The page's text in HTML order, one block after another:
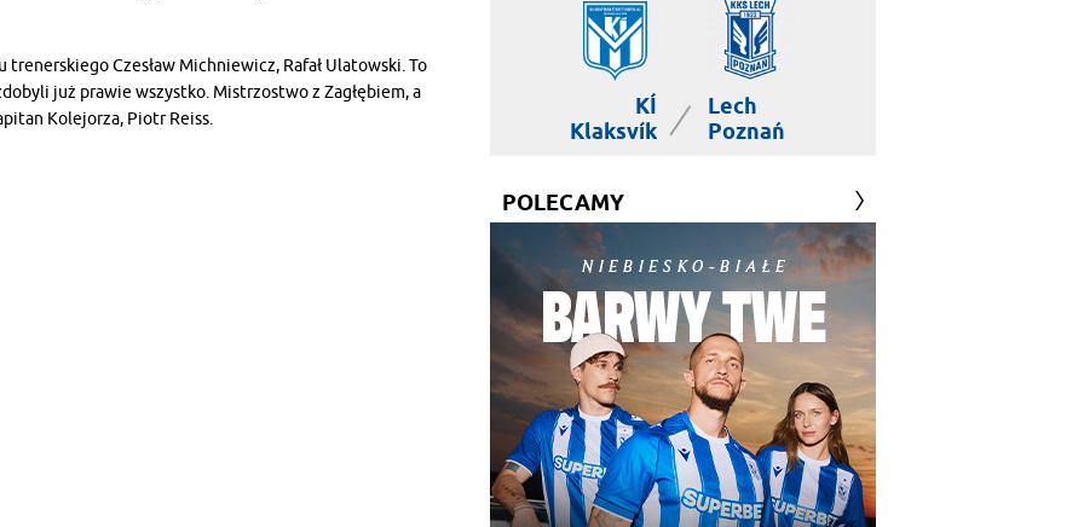
trenerskiego Czesław Michniewicz, Rafał Ulatowski. To
już prawie wszystko. Mistrzostwo z Zagłębiem, a
Kolejorza, Piotr Reiss.
KÍ
Klaksvík
|
Lech
Poznań
POLECAMY